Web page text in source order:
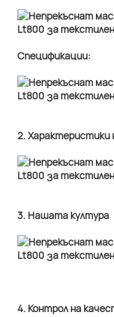
Спецификации:
2. Характеристики
3. Нашата култура
4. Контрол на